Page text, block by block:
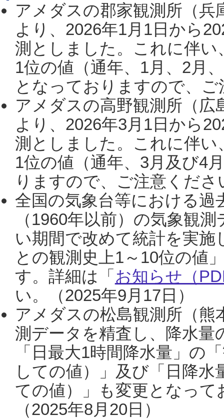
アメダスの郡家観測所（
より、2026年1月1日から
測としました。これに伴い
1位の値（通年、1月、2月
となっておりますので、
アメダスの高野観測所（
より、2026年3月1日から
測としました。これに伴い
1位の値（通年、3月及び4
りますので、ご注意くだ
全国の気象台等における過
（1960年以前）の気象観
い期間で改めて統計を実
との観測史上1～10位の値
す。詳細は「 お知らせ（
い。（2025年9月17日）
アメダスの松島観測所（熊
測データを精査し、降水
「日最大1時間降水量」の
しての値）」及び「日降
ての値）」も変更となっ
（2025年8月20日）